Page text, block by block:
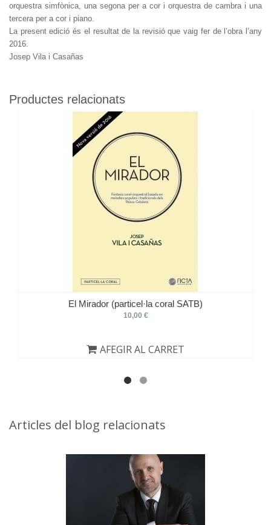
orquestra simfònica, una segona per a cor i orquestra de cambra i una
tercera per a cor i piano.
La present edició és el resultat de la revisió que vaig fer de l’obra l’any
2016.
Josep Vila i Casañas
Productes relacionats
El Mirador (particel·la coral SATB)
10,00 €
AFEGIR AL CARRET
Articles del blog relacionats